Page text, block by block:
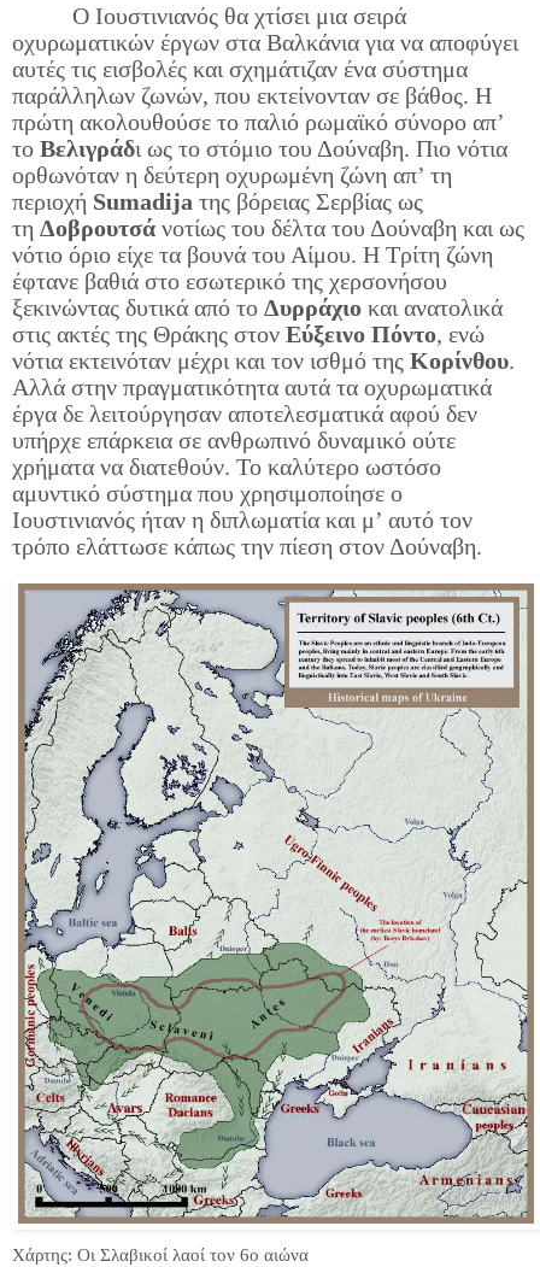
Ο Ιουστινιανός θα χτίσει μια σειρά
οχυρωματικών έργων στα Βαλκάνια για να αποφύγει
αυτές τις εισβολές και σχημάτιζαν ένα σύστημα
παράλληλων ζωνών, που εκτείνονταν σε βάθος. Η
πρώτη ακολουθούσε το παλιό ρωμαϊκό σύνορο απ’
το Βελιγράδι ως το στόμιο του Δούναβη. Πιο νότια
ορθωνόταν η δεύτερη οχυρωμένη ζώνη απ’ τη
περιοχή Sumadija της βόρειας Σερβίας ως
τη Δοβρουτσά νοτίως του δέλτα του Δούναβη και ως
νότιο όριο είχε τα βουνά του Αίμου. Η Τρίτη ζώνη
έφτανε βαθιά στο εσωτερικό της χερσονήσου
ξεκινώντας δυτικά από το Δυρράχιο και ανατολικά
στις ακτές της Θράκης στον Εύξεινο Πόντο, ενώ
νότια εκτεινόταν μέχρι και τον ισθμό της Κορίνθου.
Αλλά στην πραγματικότητα αυτά τα οχυρωματικά
έργα δε λειτούργησαν αποτελεσματικά αφού δεν
υπήρχε επάρκεια σε ανθρωπινό δυναμικό ούτε
χρήματα να διατεθούν. Το καλύτερο ωστόσο
αμυντικό σύστημα που χρησιμοποίησε ο
Ιουστινιανός ήταν η διπλωματία και μ’ αυτό τον
τρόπο ελάττωσε κάπως την πίεση στον Δούναβη.
Χάρτης: Oι Σλαβικοί λαοί τον 6ο αιώνα